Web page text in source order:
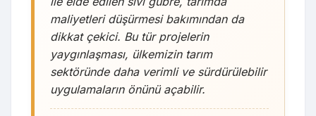
maliyetleri düşürmesi bakımından da
dikkat çekici. Bu tür projelerin
yaygınlaşması, ülkemizin tarım
sektöründe daha verimli ve sürdürülebilir
uygulamaların önünü açabilir.